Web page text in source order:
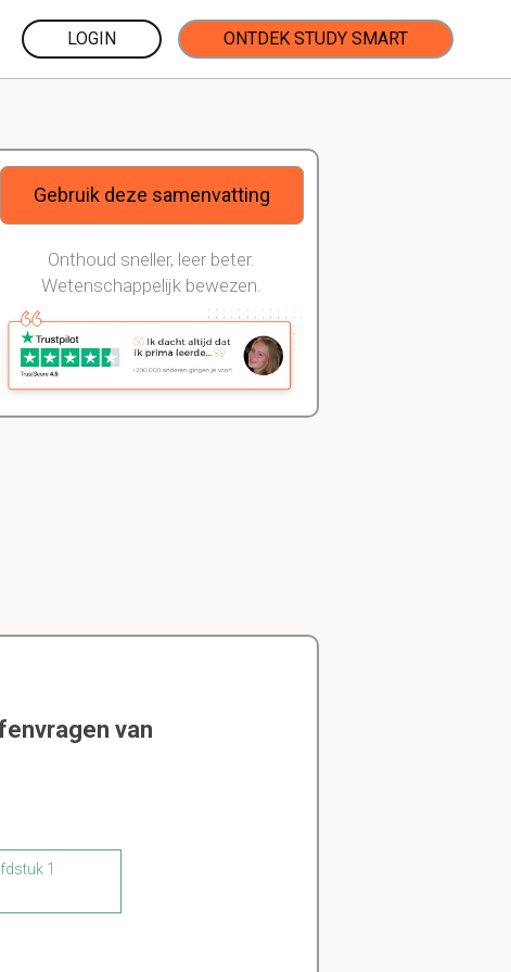
LOGIN ONTDEK STUDY SMART
Gebruik deze samenvatting
Onthoud sneller, leer beter.
Wetenschappelijk bewezen.
van
1